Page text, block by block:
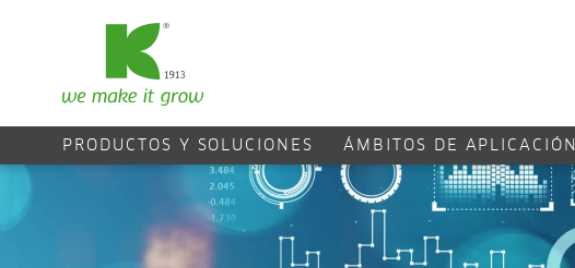
PRODUCTOS Y SOLUCIONES ÁMBITOS DE APLICACIÓN